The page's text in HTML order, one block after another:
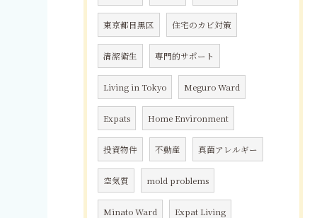
東京都目黒区 住宅のカビ対策
清潔衛生 専門的サポート
Living in Tokyo Meguro Ward
Expats Home Environment
投資物件 不動産 真菌アレルギー
空気質 mold problems
Minato Ward Expat Living